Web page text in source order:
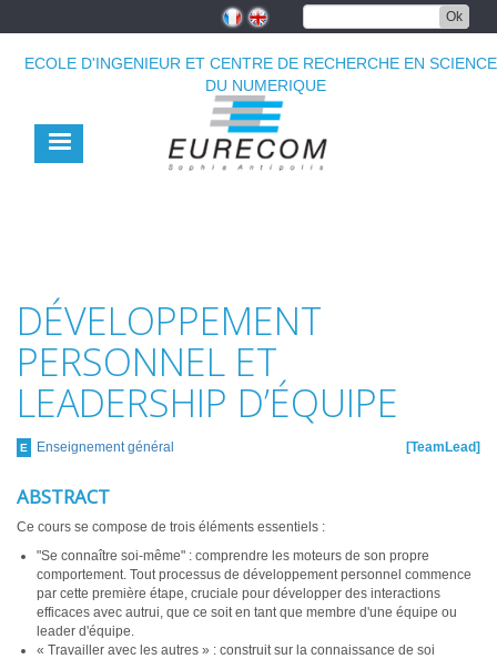
principal
Ok
ECOLE D'INGENIEUR ET CENTRE DE RECHERCHE EN
DU NUMERIQUE
DÉVELOPPEMENT
PERSONNEL ET
LEADERSHIP D’ÉQUIPE
E Enseignement général TeamLead
ABSTRACT
Ce cours se compose de trois éléments essentiels :
"Se connaître soi-même" : comprendre les moteurs de son propre
comportement. Tout processus de développement personnel commence
par cette première étape, cruciale pour développer des interactions
efficaces avec autrui, que ce soit en tant que membre d'une équipe ou
leader d'équipe.
« Travailler avec les autres » : construit sur la connaissance de soi